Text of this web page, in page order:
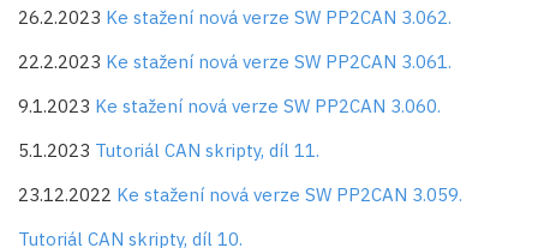
26.2.2023 Ke stažení nová verze SW PP2CAN 3.062.
22.2.2023 Ke stažení nová verze SW PP2CAN 3.061.
9.1.2023 Ke stažení nová verze SW PP2CAN 3.060.
5.1.2023 Tutoriál CAN skripty, díl 11.
23.12.2022 Ke stažení nová verze SW PP2CAN 3.059.
Tutoriál CAN skripty, díl 10.